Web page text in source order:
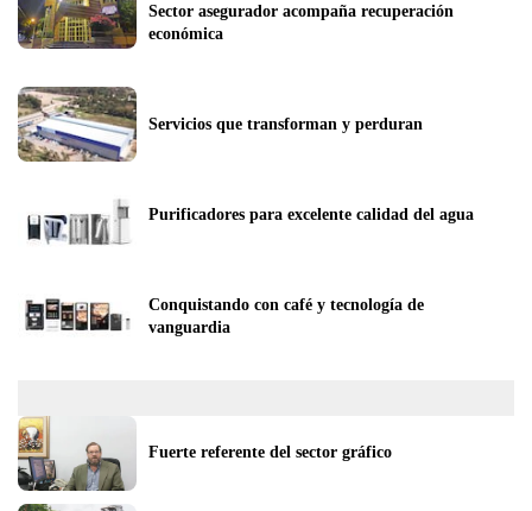
Sector asegurador acompaña recuperación
económica
Servicios que transforman y perduran
Purificadores para excelente calidad del agua
Conquistando con café y tecnología de
vanguardia
Fuerte referente del sector gráfico